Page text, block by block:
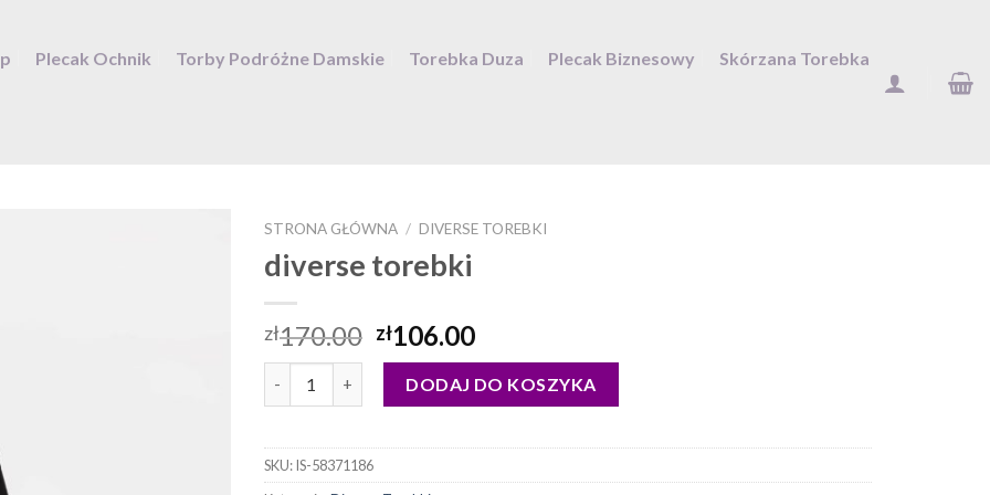
Plecak Ochnik Torby Podróżne Damskie Torebka Duza Plecak Biznesowy Skórzana Torebka
STRONA GŁÓWNA / DIVERSE TOREBKI
diverse torebki
zł170.00 zł106.00
DODAJ DO KOSZYKA
SKU:IS-58371186